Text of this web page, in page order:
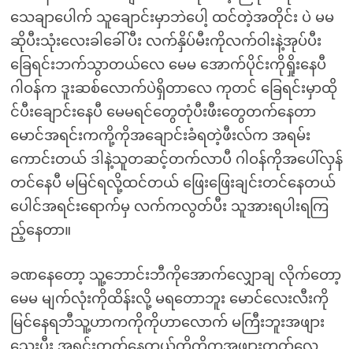
သေချာပေါက် သူချောင်းမှာဘဲပေါ့ ထင်တဲ့အတိုင်း ပဲ မမ
ဆိုပီးသုံးလေးခါခေါ်ပီး လက်နှိပ်မီးကိုလက်ဝါးနဲ့အုပ်ပီး
ခြေရင်းဘက်သွာတယ်လေ မေမ အောက်ပိုင်းကိုရှိုးနေပီ
ဂါဝန်က ဒူးဆစ်လောက်ပဲရှိတာလေ ကုတင် ခြေရင်းမှာထို
င်ပီးချောင်းနေပီ မေမရင်တွေတုံပီးဖီးတွေတက်နေတာ
မောင်အရင်းကကို့ကိုအချောင်းခံရတဲ့ဖီးလ်က အရမ်း
ကောင်းတယ် ဒါနဲ့သူတဆင့်တက်လာပီ ဂါဝန်ကိုအပေါ်လှန်
တင်နေပီ မမြင်ရလို့ထင်တယ် ဖြေးဖြေးချင်းတင်နေတယ်
ပေါင်အရင်းရောက်မှ လက်ကလွတ်ပီး သူအားရပါးရကြ
ည့်နေတာ။
ခဏနေတော့ သူ့ဘောင်းဘီကိုအောက်လျှောချ လိုက်တော့
မေမ မျက်လုံးကိုထိန်းလို့ မရတောဘူး မောင်လေးလီးကို
မြင်နေရဘီသူ့ဟာကကိုကိုဟာလောက် မကြီးဘူးအဖျား
သေးပီး အရင်းတုတ်နေတယ်ကိုကိုကအဖျားတုတ်လေ